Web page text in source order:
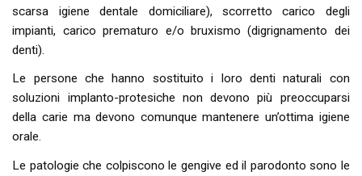
scarsa igiene dentale domiciliare), scorretto carico degli
impianti, carico prematuro e/o bruxismo (digrignamento dei
denti).
Le persone che hanno sostituito i loro denti naturali con
soluzioni implanto-protesiche non devono più preoccuparsi
della carie ma devono comunque mantenere un’ottima igiene
orale.
Le patologie che colpiscono le gengive ed il parodonto sono le